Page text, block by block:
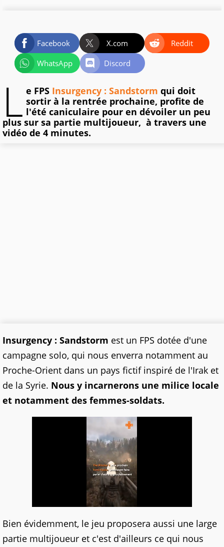
Facebook X.com
Reddit
WhatsApp
Discord
L e FPS Insurgency : Sandstorm qui doit
sortir à la rentrée prochaine, profite de
l'été caniculaire pour en dévoiler un peu
plus sur sa partie multijoueur, à travers une
vidéo de 4 minutes.
Insurgency : Sandstorm est un FPS dotée d'une
campagne solo, qui nous enverra notamment au
Proche-Orient dans un pays fictif inspiré de l'Irak et
de la Syrie. Nous y incarnerons une milice locale
et notamment des femmes-soldats.
Bien évidemment, le jeu proposera aussi une large
partie multijoueur et c'est d'ailleurs ce qui nous